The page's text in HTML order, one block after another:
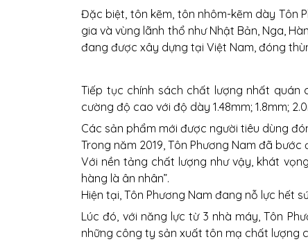
Đặc biệt, tôn kẽm, tôn nhôm-kẽm dày Tôn
gia và vùng lãnh thổ như Nhật Bản, Nga,
đang được xây dựng tại Việt Nam, đóng
Tiếp tục chính sách chất lượng nhất quán
cường độ cao với độ dày 1.48mm; 1.8mm;
Các sản phẩm mới được người tiêu dùng
Trong năm 2019, Tôn Phương Nam đã
Với nền tảng chất lượng như vậy, khát
hàng là ân nhân”.
Hiện tại, Tôn Phương Nam đang nỗ lực hết
Lúc đó, với năng lực từ 3 nhà máy, Tôn
những công ty sản xuất tôn mạ chất lượng